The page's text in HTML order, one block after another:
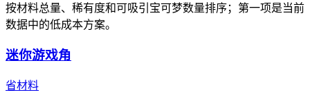
按材料总量、稀有度和可吸引宝可梦数量排序；第一项是当前
数据中的低成本方案。
迷你游戏角
省材料